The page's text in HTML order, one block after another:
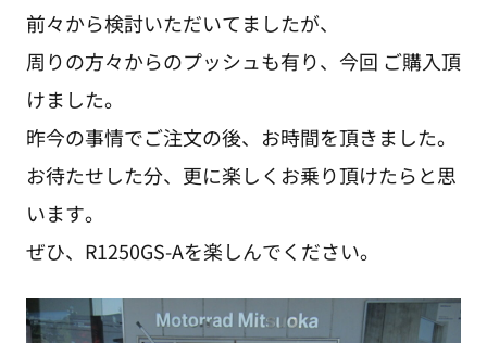
前々から検討いただいてましたが、
周りの方々からのプッシュも有り、今回 ご購入頂
けました。
昨今の事情でご注文の後、お時間を頂きました。
お待たせした分、更に楽しくお乗り頂けたらと思
います。
ぜひ、R1250GS-Aを楽しんでください。